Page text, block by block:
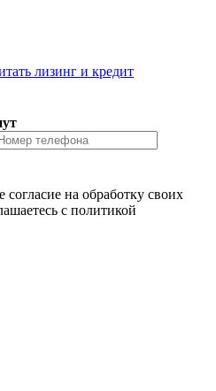
лизинг и кредит
на обработку своих
с политикой